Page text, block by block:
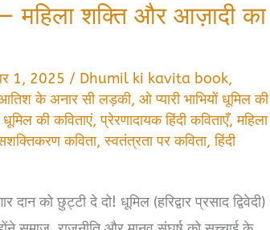
महिला शक्ति और आज़ादी का
1, 2025 / Dhumil ki kavita book,
के अनार सी लड़की,ओ प्यारी भाभियों धूमिल की
धूमिल की कविताएं,प्रेरणादायक हिंदी कविताएँ,महिला
कविता,स्वतंत्रता पर कविता,हिंदी
को छुट्टी दे दो! धूमिल (हरिद्वार प्रसाद द्विवेदी)